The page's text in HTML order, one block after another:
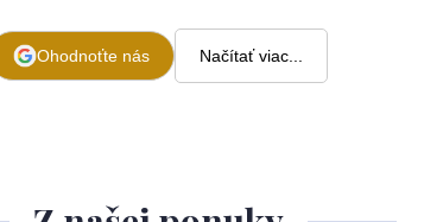
Ohodnoťte nás Načítať viac...